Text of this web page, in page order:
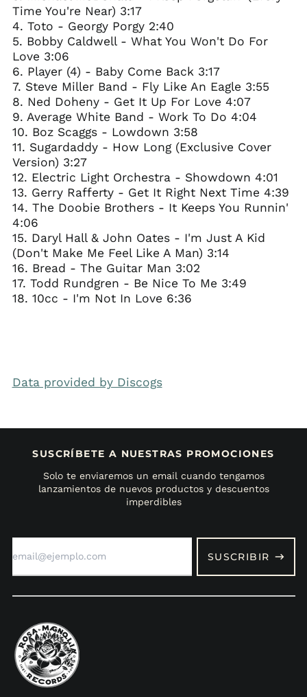
Time You're Near) 3:17
4. Toto - Georgy Porgy 2:40
5. Bobby Caldwell - What You Won't Do For
Love 3:06
6. Player (4) - Baby Come Back 3:17
7. Steve Miller Band - Fly Like An Eagle 3:55
8. Ned Doheny - Get It Up For Love 4:07
9. Average White Band - Work To Do 4:04
10. Boz Scaggs - Lowdown 3:58
11. Sugardaddy - How Long (Exclusive Cover
Version) 3:27
12. Electric Light Orchestra - Showdown 4:01
13. Gerry Rafferty - Get It Right Next Time 4:39
14. The Doobie Brothers - It Keeps You Runnin'
4:06
15. Daryl Hall & John Oates - I'm Just A Kid
(Don't Make Me Feel Like A Man) 3:14
16. Bread - The Guitar Man 3:02
17. Todd Rundgren - Be Nice To Me 3:49
18. 10cc - I'm Not In Love 6:36
Data provided by Discogs
SUSCRÍBETE A NUESTRAS PROMOCIONES
Solo te enviaremos un email cuando tengamos
lanzamientos de nuevos productos y descuentos
imperdibles
SUSCRIBIR